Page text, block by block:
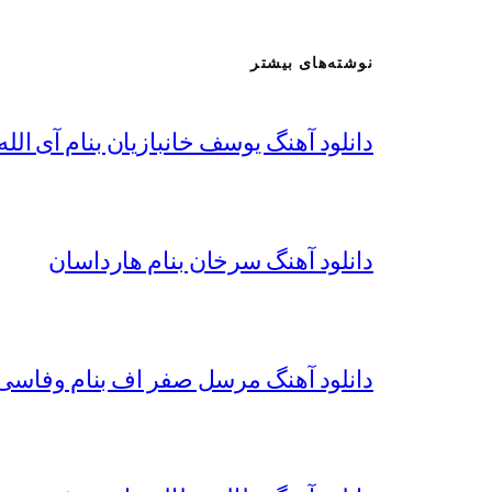
نوشته‌های بیشتر
دانلود آهنگ یوسف خانبازیان بنام آی
دانلود آهنگ سرخان بنام هارداسان
دانلود آهنگ مرسل صفر اف بنام